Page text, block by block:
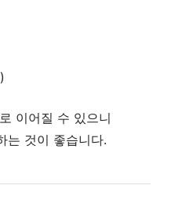
이어질 수 있으니
는 것이 좋습니다.